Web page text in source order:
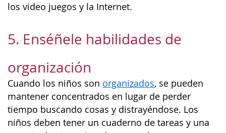
los video juegos y la Internet.
5. Enséñele habilidades de
organización
Cuando los niños son organizados, se pueden
mantener concentrados en lugar de perder
tiempo buscando cosas y distrayéndose. Los
niños deben tener un cuaderno de tareas y una